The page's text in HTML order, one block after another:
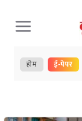
Skip
to
content
होम ई-पेपर